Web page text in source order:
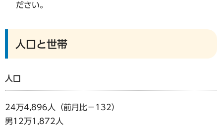
ださい。
人口と世帯
人口
24万4,896人（前月比−132）
男12万1,872人